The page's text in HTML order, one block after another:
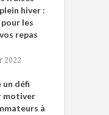
hiver :
les
repas
2022
un défi
motiver
à